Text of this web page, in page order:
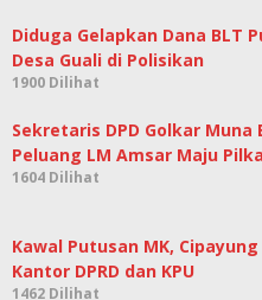
Diduga Gelapkan Dana BLT
Desa Guali di Polisikan
1900 Dilihat
Sekretaris DPD Golkar Muna
Peluang LM Amsar Maju
1604 Dilihat
Kawal Putusan MK,
Kantor DPRD dan KPU
1462 Dilihat